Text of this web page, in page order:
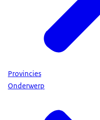
Provincies
Onderwerp